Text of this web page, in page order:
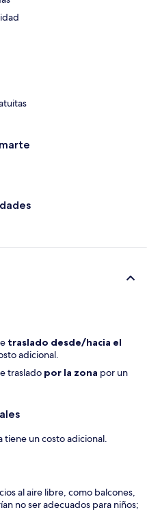
traslado desde/hacia el
adicional.
traslado por la zona por un
tiene un costo adicional.
al aire libre, como balcones,
no ser adecuados para niños;